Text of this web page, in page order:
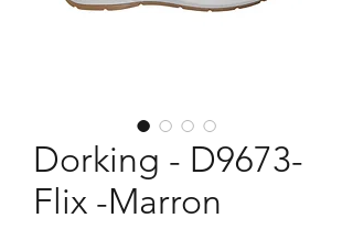
Dorking - D9673-
Flix -Marron